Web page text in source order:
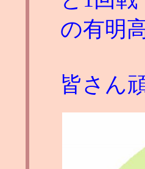
の有明
皆さん